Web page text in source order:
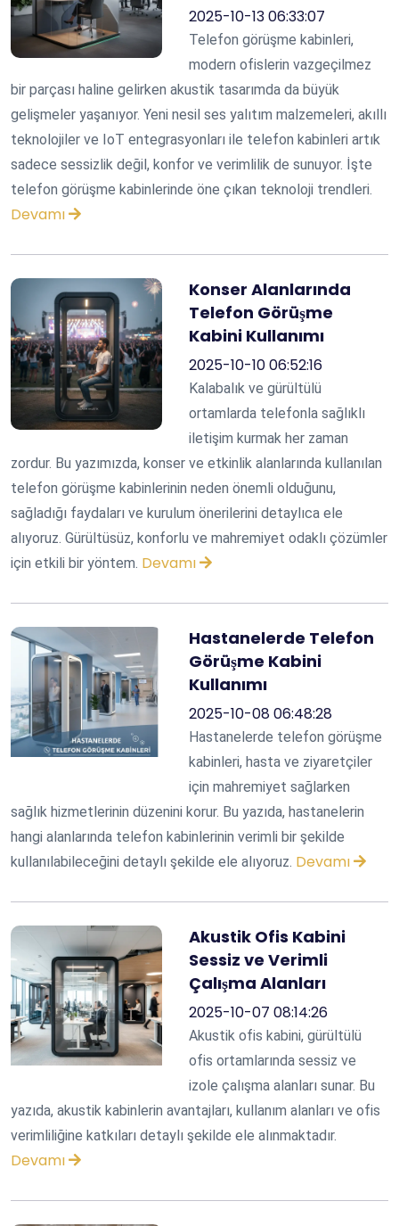
2025-10-13 06:33:07
Telefon görüşme kabinleri,
modern ofislerin vazgeçilmez
bir parçası haline gelirken akustik tasarımda da büyük
gelişmeler yaşanıyor. Yeni nesil ses yalıtım malzemeleri, akıllı
teknolojiler ve IoT entegrasyonları ile telefon kabinleri artık
sadece sessizlik değil, konfor ve verimlilik de sunuyor. İşte
telefon görüşme kabinlerinde öne çıkan teknoloji trendleri.
Devamı
Konser Alanlarında
Telefon Görüşme
Kabini Kullanımı
2025-10-10 06:52:16
Kalabalık ve gürültülü
ortamlarda telefonla sağlıklı
iletişim kurmak her zaman
zordur. Bu yazımızda, konser ve etkinlik alanlarında kullanılan
telefon görüşme kabinlerinin neden önemli olduğunu,
sağladığı faydaları ve kurulum önerilerini detaylıca ele
alıyoruz. Gürültüsüz, konforlu ve mahremiyet odaklı çözümler
için etkili bir yöntem. Devamı
Hastanelerde Telefon
Görüşme Kabini
Kullanımı
2025-10-08 06:48:28
Hastanelerde telefon görüşme
kabinleri, hasta ve ziyaretçiler
için mahremiyet sağlarken
sağlık hizmetlerinin düzenini korur. Bu yazıda, hastanelerin
hangi alanlarında telefon kabinlerinin verimli bir şekilde
kullanılabileceğini detaylı şekilde ele alıyoruz. Devamı
Akustik Ofis Kabini
Sessiz ve Verimli
Çalışma Alanları
2025-10-07 08:14:26
Akustik ofis kabini, gürültülü
ofis ortamlarında sessiz ve
izole çalışma alanları sunar. Bu
yazıda, akustik kabinlerin avantajları, kullanım alanları ve ofis
verimliliğine katkıları detaylı şekilde ele alınmaktadır.
Devamı